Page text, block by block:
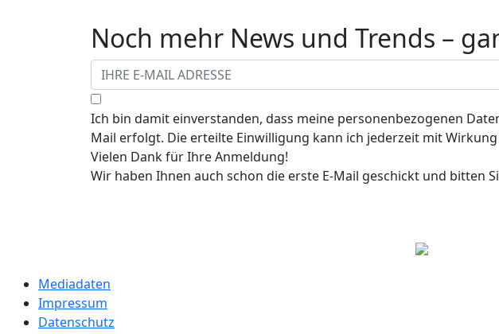
Noch mehr News und Trends –
Ich bin damit einverstanden, dass meine personenbezogenen
Mail erfolgt. Die erteilte Einwilligung kann ich jederzeit mit
Vielen Dank für Ihre Anmeldung!
Wir haben Ihnen auch schon die erste E-Mail geschickt und bitten
Mediadaten
Impressum
Datenschutz